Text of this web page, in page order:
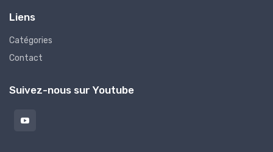
Liens
Catégories
Contact
Suivez-nous sur Youtube